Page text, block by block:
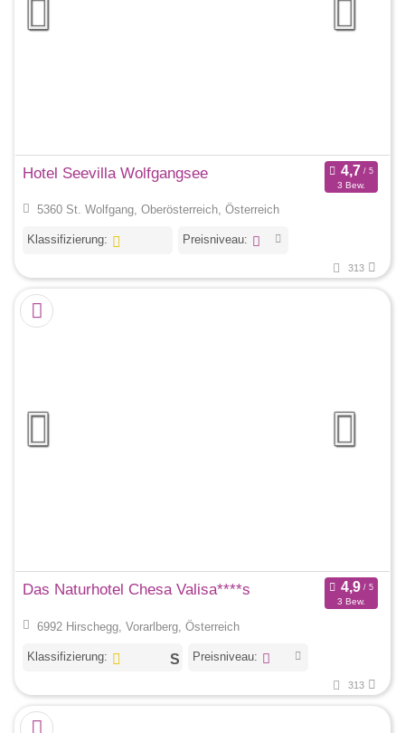
Hotel Seevilla Wolfgangsee
3 Bew.
5360 St. Wolfgang, Oberösterreich, Österreich
Klassifizierung: Preisniveau:
313
Das Naturhotel Chesa Valisa****s
3 Bew.
6992 Hirschegg, Vorarlberg, Österreich
Klassifizierung: Preisniveau:
313